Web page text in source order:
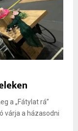
a „Fátylat rá”
várja a házasodni